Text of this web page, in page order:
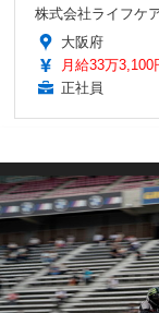
株式会社ライフケ
大阪府
月給33万3,100
正社員